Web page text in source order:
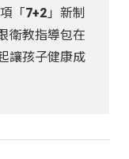
「7+2」新制
衛教指導包在
讓孩子健康成